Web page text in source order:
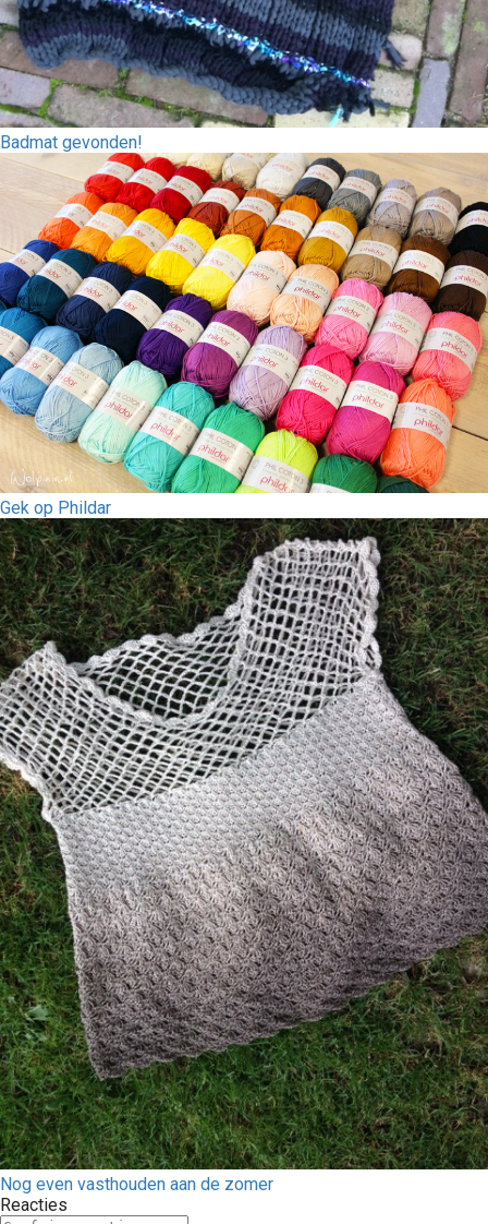
Badmat gevonden!
Gek op Phildar
Nog even vasthouden aan de zomer
Reacties